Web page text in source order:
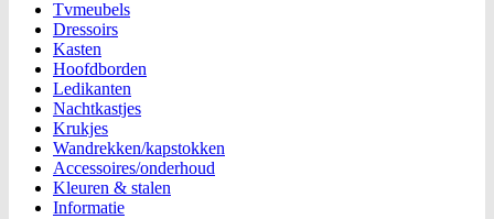
Tvmeubels
Dressoirs
Kasten
Hoofdborden
Ledikanten
Nachtkastjes
Krukjes
Wandrekken/kapstokken
Accessoires/onderhoud
Kleuren & stalen
Informatie